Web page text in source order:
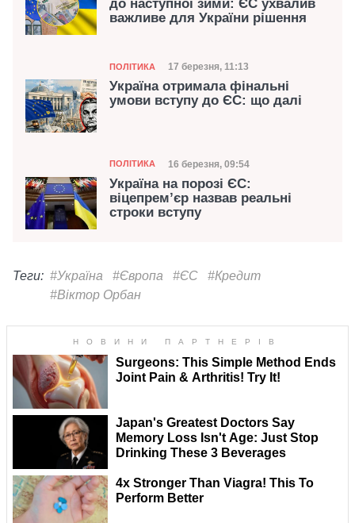
до наступної зими: ЄС ухвалив
важливе для України рішення
Категорія
ПОЛІТИКА Дата публікації
17 березня, 11:13
Україна отримала фінальні
умови вступу до ЄС: що далі
Категорія
ПОЛІТИКА Дата публікації
16 березня, 09:54
Україна на порозі ЄС:
віцепрем’єр назвав реальні
строки вступу
Теги: #Україна #Європа #ЄС
#Кредит
#Віктор Орбан